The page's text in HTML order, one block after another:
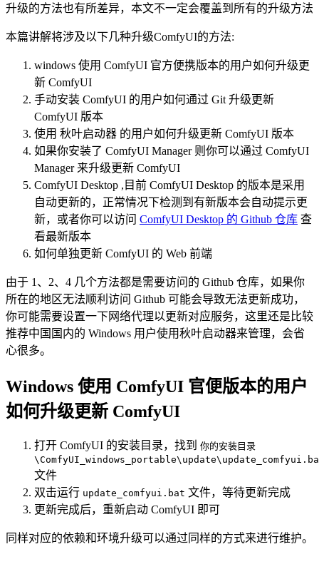
升级的方法也有所差异，本文不一定会覆盖到所有的升级方法
本篇讲解将涉及以下几种升级ComfyUI的方法:
windows 使用 ComfyUI 官方便携版本的用户如何升级更
新 ComfyUI
手动安装 ComfyUI 的用户如何通过 Git 升级更新
ComfyUI 版本
使用 秋叶启动器 的用户如何升级更新 ComfyUI 版本
如果你安装了 ComfyUI Manager 则你可以通过 ComfyUI
Manager 来升级更新 ComfyUI
ComfyUI Desktop ,目前 ComfyUI Desktop 的版本是采用
自动更新的，正常情况下检测到有新版本会自动提示更
新，或者你可以访问 ComfyUI Desktop 的 Github 仓库 查
看最新版本
如何单独更新 ComfyUI 的 Web 前端
由于 1、2、4 几个方法都是需要访问的 Github 仓库，如果你
所在的地区无法顺利访问 Github 可能会导致无法更新成功，
你可能需要设置一下网络代理以更新对应服务，这里还是比较
推荐中国国内的 Windows 用户使用秋叶启动器来管理，会省
心很多。
Windows 使用 ComfyUI 官便版本的用户
如何升级更新 ComfyUI
打开 ComfyUI 的安装目录，找到 你的安装目录
文件
双击运行 update_comfyui.bat 文件，等待更新完成
更新完成后，重新启动 ComfyUI 即可
同样对应的依赖和环境升级可以通过同样的方式来进行维护。